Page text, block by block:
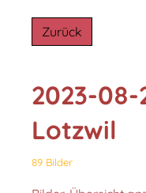
Zurück
2023-08-
Lotzwil
89 Bilder